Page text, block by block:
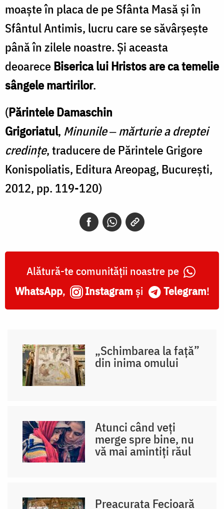
moaște în placa de pe Sfânta Masă și în
Sfântul Antimis, lucru care se săvârșește
până în zilele noastre. Și aceasta
deoareceBiserica lui Hristos are ca temelie
sângele martirilor.
(Părintele Damaschin
Grigoriatul, Minunile‒mărturie a dreptei
credințe, traducere de Părintele Grigore
Konispoliatis, Editura Areopag, București,
2012, pp. 119-120)
Alătură-te comunității noastre pe
WhatsApp, Instagram și Telegram!
„Schimbarea la față”
din inima omului
Atunci când veți
merge spre bine, nu
vă mai amintiți răul
Preacurata Fecioară